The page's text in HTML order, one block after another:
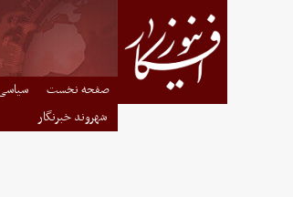
صفحه نخست
شهروند خبرنگار